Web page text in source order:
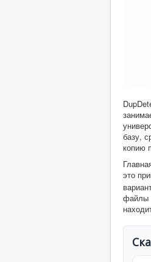
базу,
копию
это
файлы